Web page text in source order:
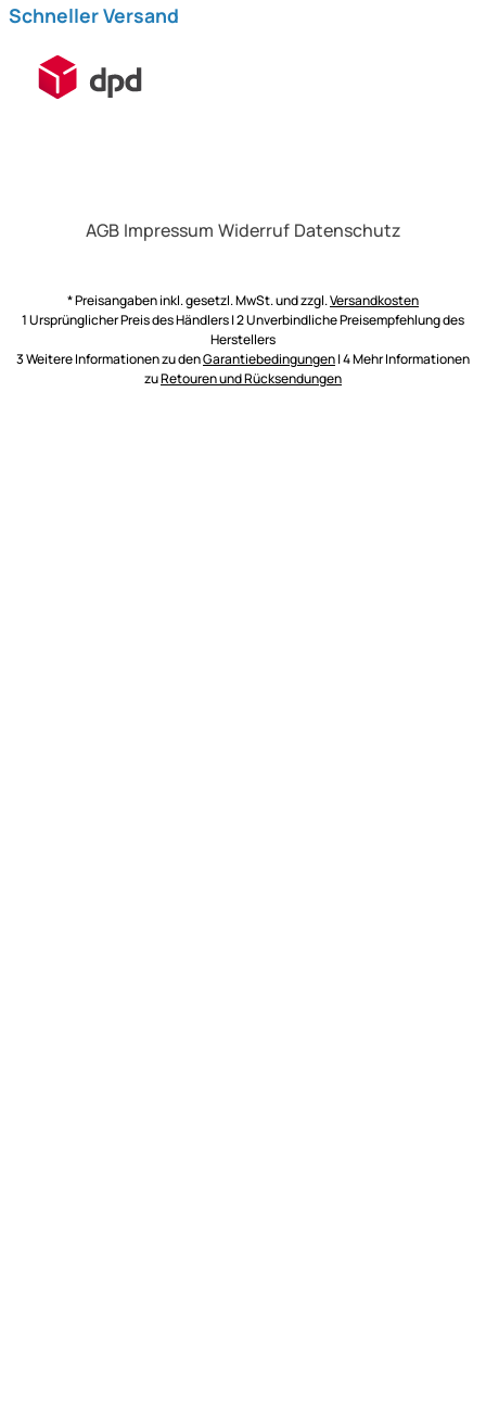
Schneller Versand
AGB Impressum Widerruf Datenschutz
* Preisangaben inkl. gesetzl. MwSt. und zzgl.Versandkosten
1 Ursprünglicher Preis des Händlers | 2 Unverbindliche Preisempfehlung des
Herstellers
3 Weitere Informationen zu denGarantiebedingungen| 4 Mehr Informationen
zuRetouren und Rücksendungen